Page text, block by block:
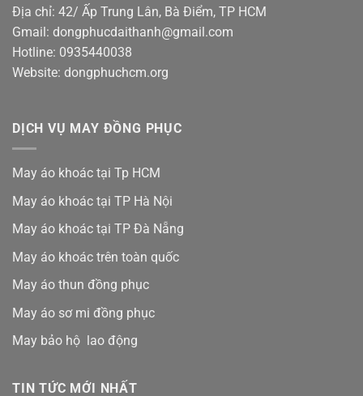
Địa chỉ: 42/ Ấp Trung Lân, Bà Điểm, TP HCM
Gmail: dongphucdaithanh@gmail.com
Hotline: 0935440038
Website: dongphuchcm.org
DỊCH VỤ MAY ĐỒNG PHỤC
May áo khoác tại Tp HCM
May áo khoác tại TP Hà Nội
May áo khoác tại TP Đà Nẵng
May áo khoác trên toàn quốc
May áo thun đồng phục
May áo sơ mi đồng phục
May bảo hộ lao động
TIN TỨC MỚI NHẤT